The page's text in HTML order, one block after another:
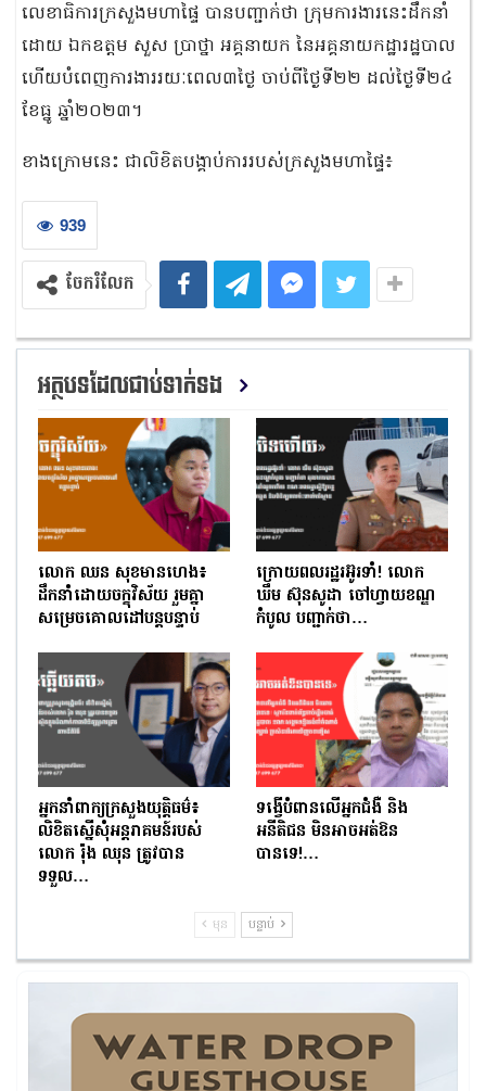
លេខាធិការក្រសួងមហាផ្ទៃ បានបញ្ជាក់ថា ក្រុមការងារនេះដឹកនាំ
ដោយ ឯកឧត្តម សួស ប្រាថ្នា អគ្គនាយក នៃអគ្គនាយកដ្ឋារដ្ឋបាល
ហើយបំពេញការងាររយៈពេល៣ថ្ងៃ ចាប់ពីថ្ងៃទី២២ ដល់ថ្ងៃទី២៤
ខែធ្នូ ឆ្នាំ២០២៣។
ខាងក្រោមនេះ ជាលិខិតបង្គាប់ការរបស់ក្រសួងមហាផ្ទៃ៖
939
ចែករំលែក
អត្ថបទដែលជាប់ទាក់ទង
លោក ឈន សុខមានហេង៖
ដឹកនាំដោយចក្ខុវិស័យ រួមគ្នា
សម្រេចគោលដៅបន្តបន្ទាប់
ក្រោយពលរដ្ឋរអ៊ូរទាំ! លោក
ឃឹម ស៊ុនសូដា ចៅហ្វាយខណ្ឌ
កំបូល បញ្ជាក់ថា…
អ្នកនាំពាក្យក្រសួងយុត្តិធម៌៖
លិខិតស្នើសុំអន្តរាគមន៍របស់
លោក រ៉ុង ឈុន ត្រូវបាន
ទទួល…
ទង្វើបំពានលើអ្នកជំងឺ និង
អនីតិជន មិនអាចអត់ឱន
បានទេ!…
មុន បន្ទាប់